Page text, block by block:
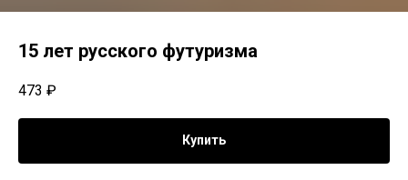
15 лет русского футуризма
473 ₽
Купить